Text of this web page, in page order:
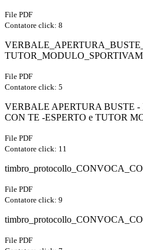
File PDF
Contatore click: 8
File PDF
Contatore click: 5
VERBALE APERTURA BUSTE -
CON TE -ESPERTO e TUTOR
File PDF
Contatore click: 11
File PDF
Contatore click: 9
File PDF